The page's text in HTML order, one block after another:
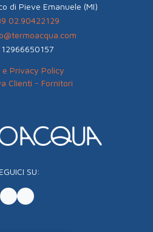
di Pieve Emanuele (MI)
02.90422129
12966650157
e Privacy Policy
Clienti - Fornitori
SU: